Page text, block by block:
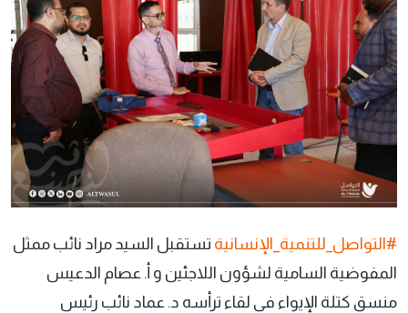
#التواصل_للتنمية_الإنسانية تستقبل السيد مراد نائب ممثل
المفوضية السامية لشؤون اللاجئين و أ. عصام الدعيس
منسق كتلة الإيواء في لقاء ترأسه د. عماد نائب رئيس